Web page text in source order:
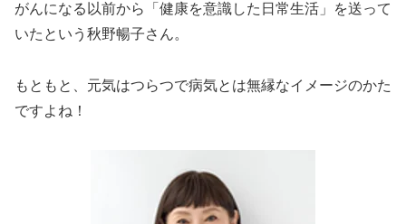
がんになる以前から「健康を意識した日常生活」を送って
いたという秋野暢子さん。
もともと、元気はつらつで病気とは無縁なイメージのかた
ですよね！